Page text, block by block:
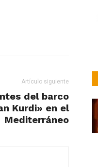
Artículo siguiente
del barco
Kurdi» en el
Mediterráneo